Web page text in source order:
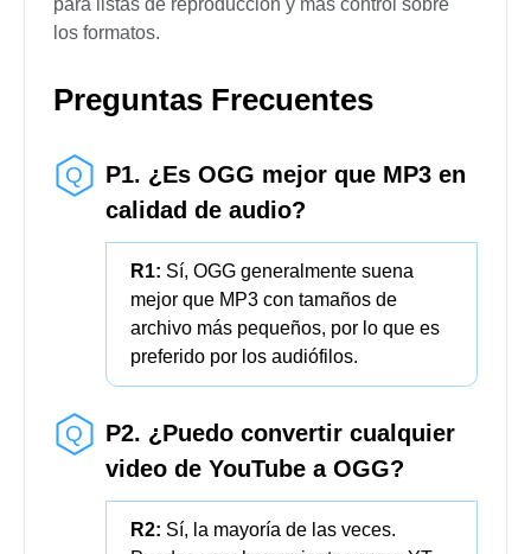
Evano
TubeRipper Conversión rápida de un solo
Anything2MP3
Aquapp Studio Conversión fácil de YouTube a
YTOGG Convertidor rápido enfocado en
Algunos convertidores, como YT Saver Video
Downloader, son excelentes para descargar a
largo plazo con alta calidad, mientras que otros
son mejores para uso único. YT Saver es la mejor
opción en 2026 si deseas flexibilidad, soporte
para listas de reproducción y más control sobre
los formatos.